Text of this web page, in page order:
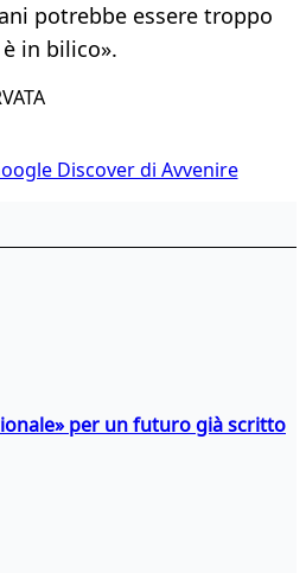
potrebbe essere troppo
in bilico».
Discover di Avvenire
per un futuro già scritto